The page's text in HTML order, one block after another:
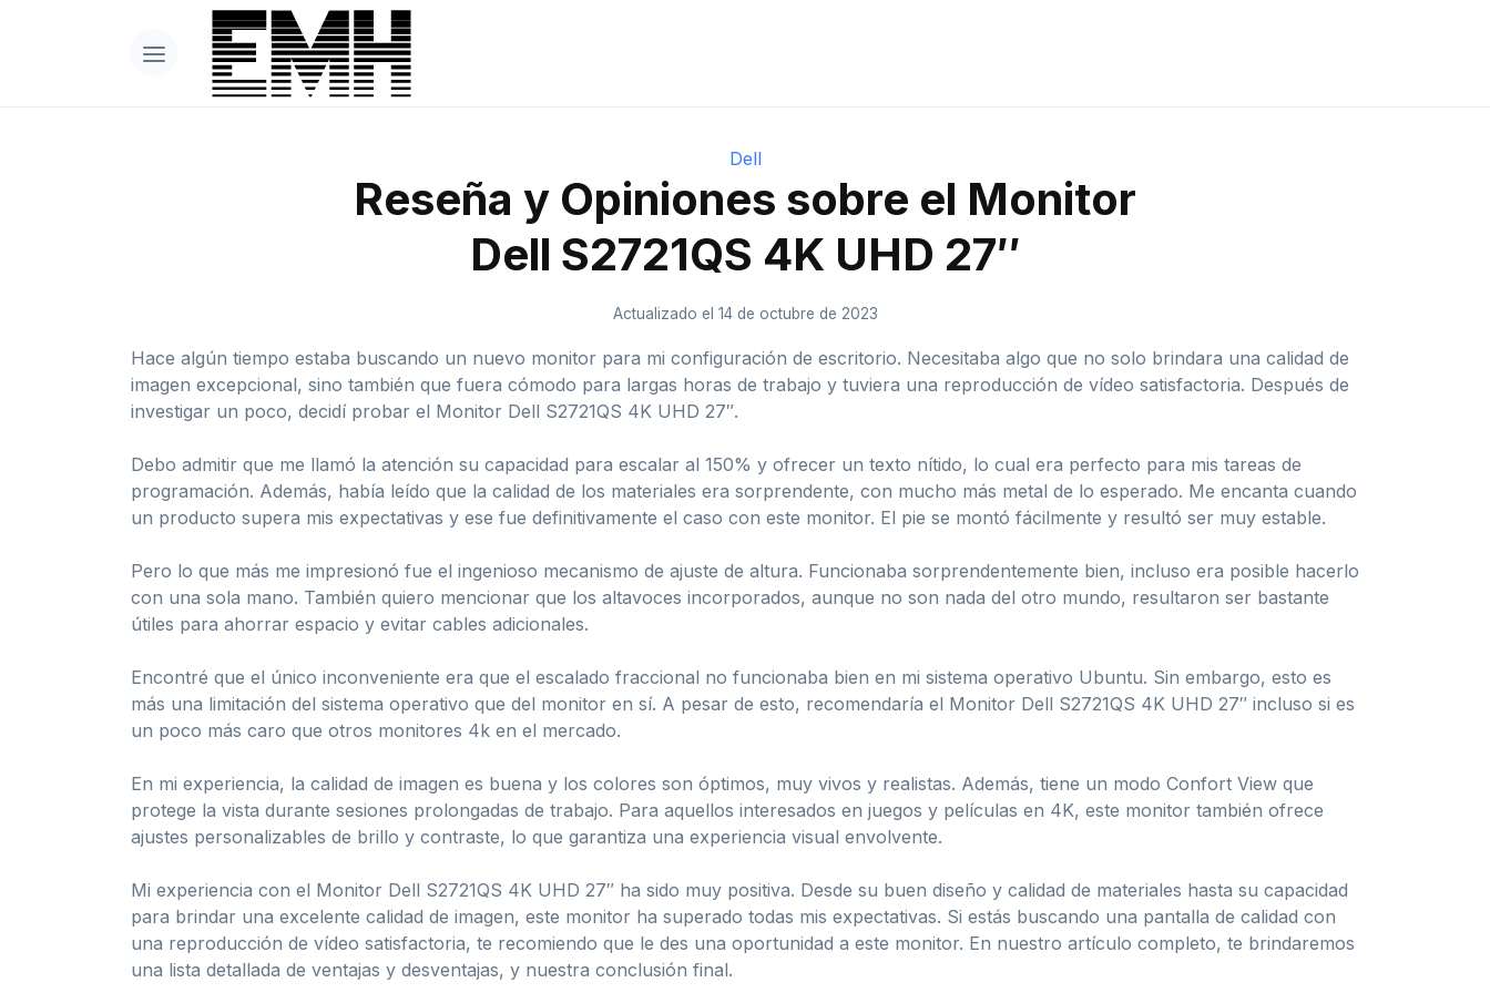
Dell
Reseña y Opiniones sobre el Monitor
Dell S2721QS 4K UHD 27″
Actualizado el 14 de octubre de 2023
Hace algún tiempo estaba buscando un nuevo monitor para mi configuración de escritorio. Necesitaba algo que no solo brindara una calidad de
imagen excepcional, sino también que fuera cómodo para largas horas de trabajo y tuviera una reproducción de vídeo satisfactoria. Después de
investigar un poco, decidí probar el Monitor Dell S2721QS 4K UHD 27″.
Debo admitir que me llamó la atención su capacidad para escalar al 150% y ofrecer un texto nítido, lo cual era perfecto para mis tareas de
programación. Además, había leído que la calidad de los materiales era sorprendente, con mucho más metal de lo esperado. Me encanta cuando
un producto supera mis expectativas y ese fue definitivamente el caso con este monitor. El pie se montó fácilmente y resultó ser muy estable.
Pero lo que más me impresionó fue el ingenioso mecanismo de ajuste de altura. Funcionaba sorprendentemente bien, incluso era posible hacerlo
con una sola mano. También quiero mencionar que los altavoces incorporados, aunque no son nada del otro mundo, resultaron ser bastante
útiles para ahorrar espacio y evitar cables adicionales.
Encontré que el único inconveniente era que el escalado fraccional no funcionaba bien en mi sistema operativo Ubuntu. Sin embargo, esto es
más una limitación del sistema operativo que del monitor en sí. A pesar de esto, recomendaría el Monitor Dell S2721QS 4K UHD 27″ incluso si es
un poco más caro que otros monitores 4k en el mercado.
En mi experiencia, la calidad de imagen es buena y los colores son óptimos, muy vivos y realistas. Además, tiene un modo Confort View que
protege la vista durante sesiones prolongadas de trabajo. Para aquellos interesados en juegos y películas en 4K, este monitor también ofrece
ajustes personalizables de brillo y contraste, lo que garantiza una experiencia visual envolvente.
Mi experiencia con el Monitor Dell S2721QS 4K UHD 27″ ha sido muy positiva. Desde su buen diseño y calidad de materiales hasta su capacidad
para brindar una excelente calidad de imagen, este monitor ha superado todas mis expectativas. Si estás buscando una pantalla de calidad con
una reproducción de vídeo satisfactoria, te recomiendo que le des una oportunidad a este monitor. En nuestro artículo completo, te brindaremos
una lista detallada de ventajas y desventajas, y nuestra conclusión final.